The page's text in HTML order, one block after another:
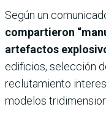
Según un
compartieron
artefactos
edificios, selección
reclutamiento
modelos